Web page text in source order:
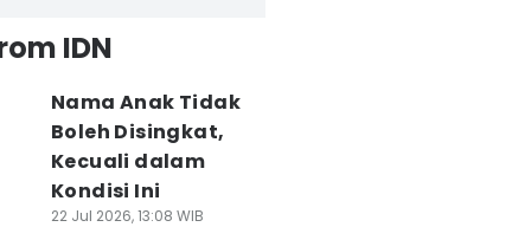
IDN
Nama Anak Tidak
Boleh Disingkat,
Kecuali dalam
Kondisi Ini
22 Jul 2026, 13:08 WIB